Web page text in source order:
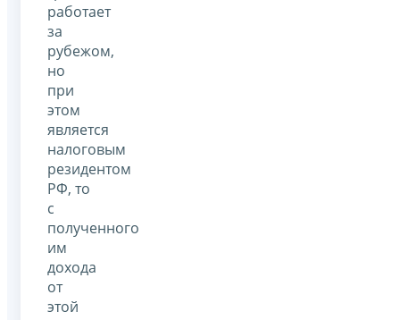
работает
за
рубежом,
но
при
этом
является
налоговым
резидентом
РФ, то
с
полученного
им
дохода
от
этой